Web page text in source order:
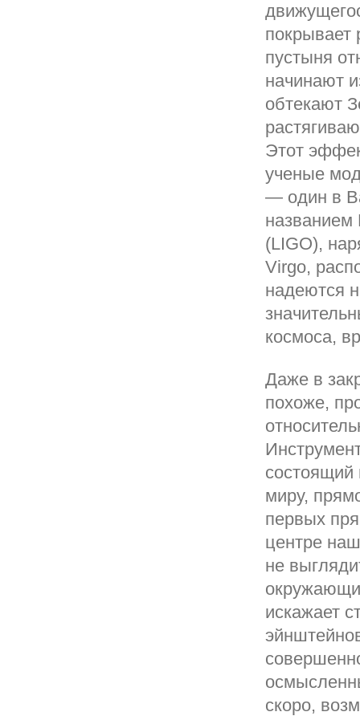
пустыня
начинают
обтекают
Этот
ученые
— один в
названием
(LIGO),
Virgo,
надеются
космоса,
Даже в
похоже,
состоящий
миру,
первых
центре
не
искажает
скоро,